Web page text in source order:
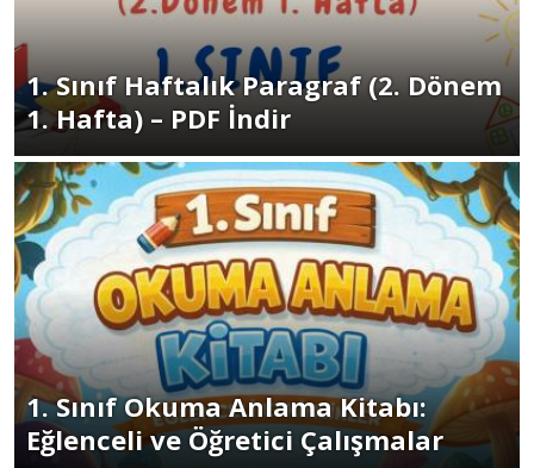
1. Sınıf Haftalık Paragraf (2. Dönem
1. Hafta) – PDF İndir
1. Sınıf Okuma Anlama Kitabı:
Eğlenceli ve Öğretici Çalışmalar